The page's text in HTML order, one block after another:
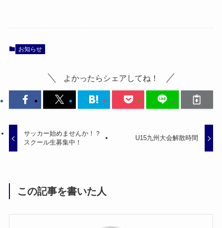
お知らせ
よかったらシェアしてね！
サッカー始めませんか！？
スクール生募集中！
U15九州大会解散時間
この記事を書いた人